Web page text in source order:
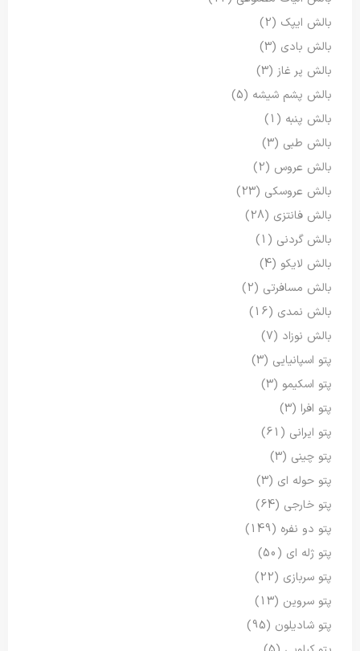
بالش ایپک (2)
بالش بادی (3)
بالش پر غاز (3)
بالش پشم شیشه (5)
بالش پنبه (1)
بالش طبی (3)
بالش عروس (2)
بالش عروسکی (23)
بالش فانتزی (28)
بالش گردنی (1)
بالش لایکو (4)
بالش مسافرتی (2)
بالش نمدی (16)
بالش نوزاد (7)
پتو اسپانیایی (3)
پتو اسکیمو (3)
پتو افرا (3)
پتو ایرانی (61)
پتو چینی (3)
پتو حوله ای (3)
پتو خارجی (64)
پتو دو نفره (149)
پتو ژله ای (50)
پتو سربازی (22)
پتو سروین (13)
پتو شادیلون (95)